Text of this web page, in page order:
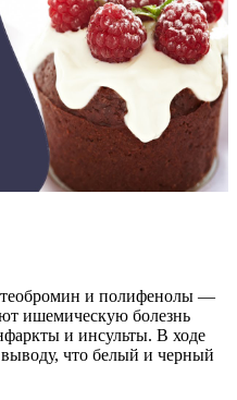
теобромин и полифенолы —
ишемическую болезнь
и инсульты. В ходе
что белый и черный